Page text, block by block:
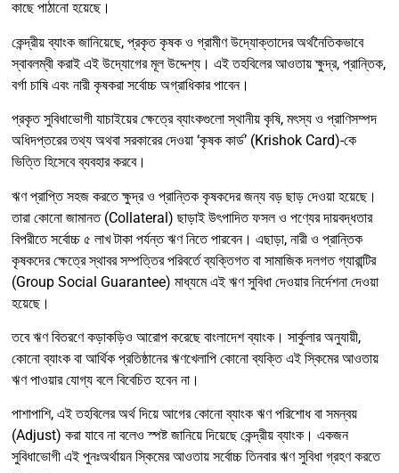
কাছে পাঠানো হয়েছে।
কেন্দ্রীয় ব্যাংক জানিয়েছে, প্রকৃত কৃষক ও গ্রামীণ উদ্যোক্তাদের অর্থনৈতিকভাবে
স্বাবলম্বী করাই এই উদ্যোগের মূল উদ্দেশ্য। এই তহবিলের আওতায় ক্ষুদ্র, প্রান্তিক,
বর্গা চাষি এবং নারী কৃষকরা সর্বোচ্চ অগ্রাধিকার পাবেন।
প্রকৃত সুবিধাভোগী যাচাইয়ের ক্ষেত্রে ব্যাংকগুলো স্থানীয় কৃষি, মৎস্য ও প্রাণিসম্পদ
অধিদপ্তরের তথ্য অথবা সরকারের দেওয়া ‘কৃষক কার্ড’ (Krishok Card)-কে
ভিত্তি হিসেবে ব্যবহার করবে।
ঋণ প্রাপ্তি সহজ করতে ক্ষুদ্র ও প্রান্তিক কৃষকদের জন্য বড় ছাড় দেওয়া হয়েছে।
তারা কোনো জামানত (Collateral) ছাড়াই উৎপাদিত ফসল ও পণ্যের দায়বদ্ধতার
বিপরীতে সর্বোচ্চ ৫ লাখ টাকা পর্যন্ত ঋণ নিতে পারবেন। এছাড়া, নারী ও প্রান্তিক
কৃষকদের ক্ষেত্রে স্থাবর সম্পত্তির পরিবর্তে ব্যক্তিগত বা সামাজিক দলগত গ্যারান্টির
(Group Social Guarantee) মাধ্যমে এই ঋণ সুবিধা দেওয়ার নির্দেশনা দেওয়া
হয়েছে।
তবে ঋণ বিতরণে কড়াকড়িও আরোপ করেছে বাংলাদেশ ব্যাংক। সার্কুলার অনুযায়ী,
কোনো ব্যাংক বা আর্থিক প্রতিষ্ঠানের ঋণখেলাপি কোনো ব্যক্তি এই স্কিমের আওতায়
ঋণ পাওয়ার যোগ্য বলে বিবেচিত হবেন না।
পাশাপাশি, এই তহবিলের অর্থ দিয়ে আগের কোনো ব্যাংক ঋণ পরিশোধ বা সমন্বয়
(Adjust) করা যাবে না বলেও স্পষ্ট জানিয়ে দিয়েছে কেন্দ্রীয় ব্যাংক। একজন
সুবিধাভোগী এই পুনঃঅর্থায়ন স্কিমের আওতায় সর্বোচ্চ তিনবার ঋণ সুবিধা গ্রহণ করতে